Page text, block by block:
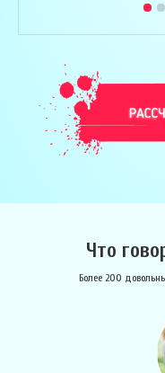
Что
Более 200